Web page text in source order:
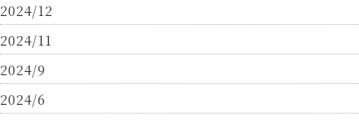
2024/12
2024/11
2024/9
2024/6